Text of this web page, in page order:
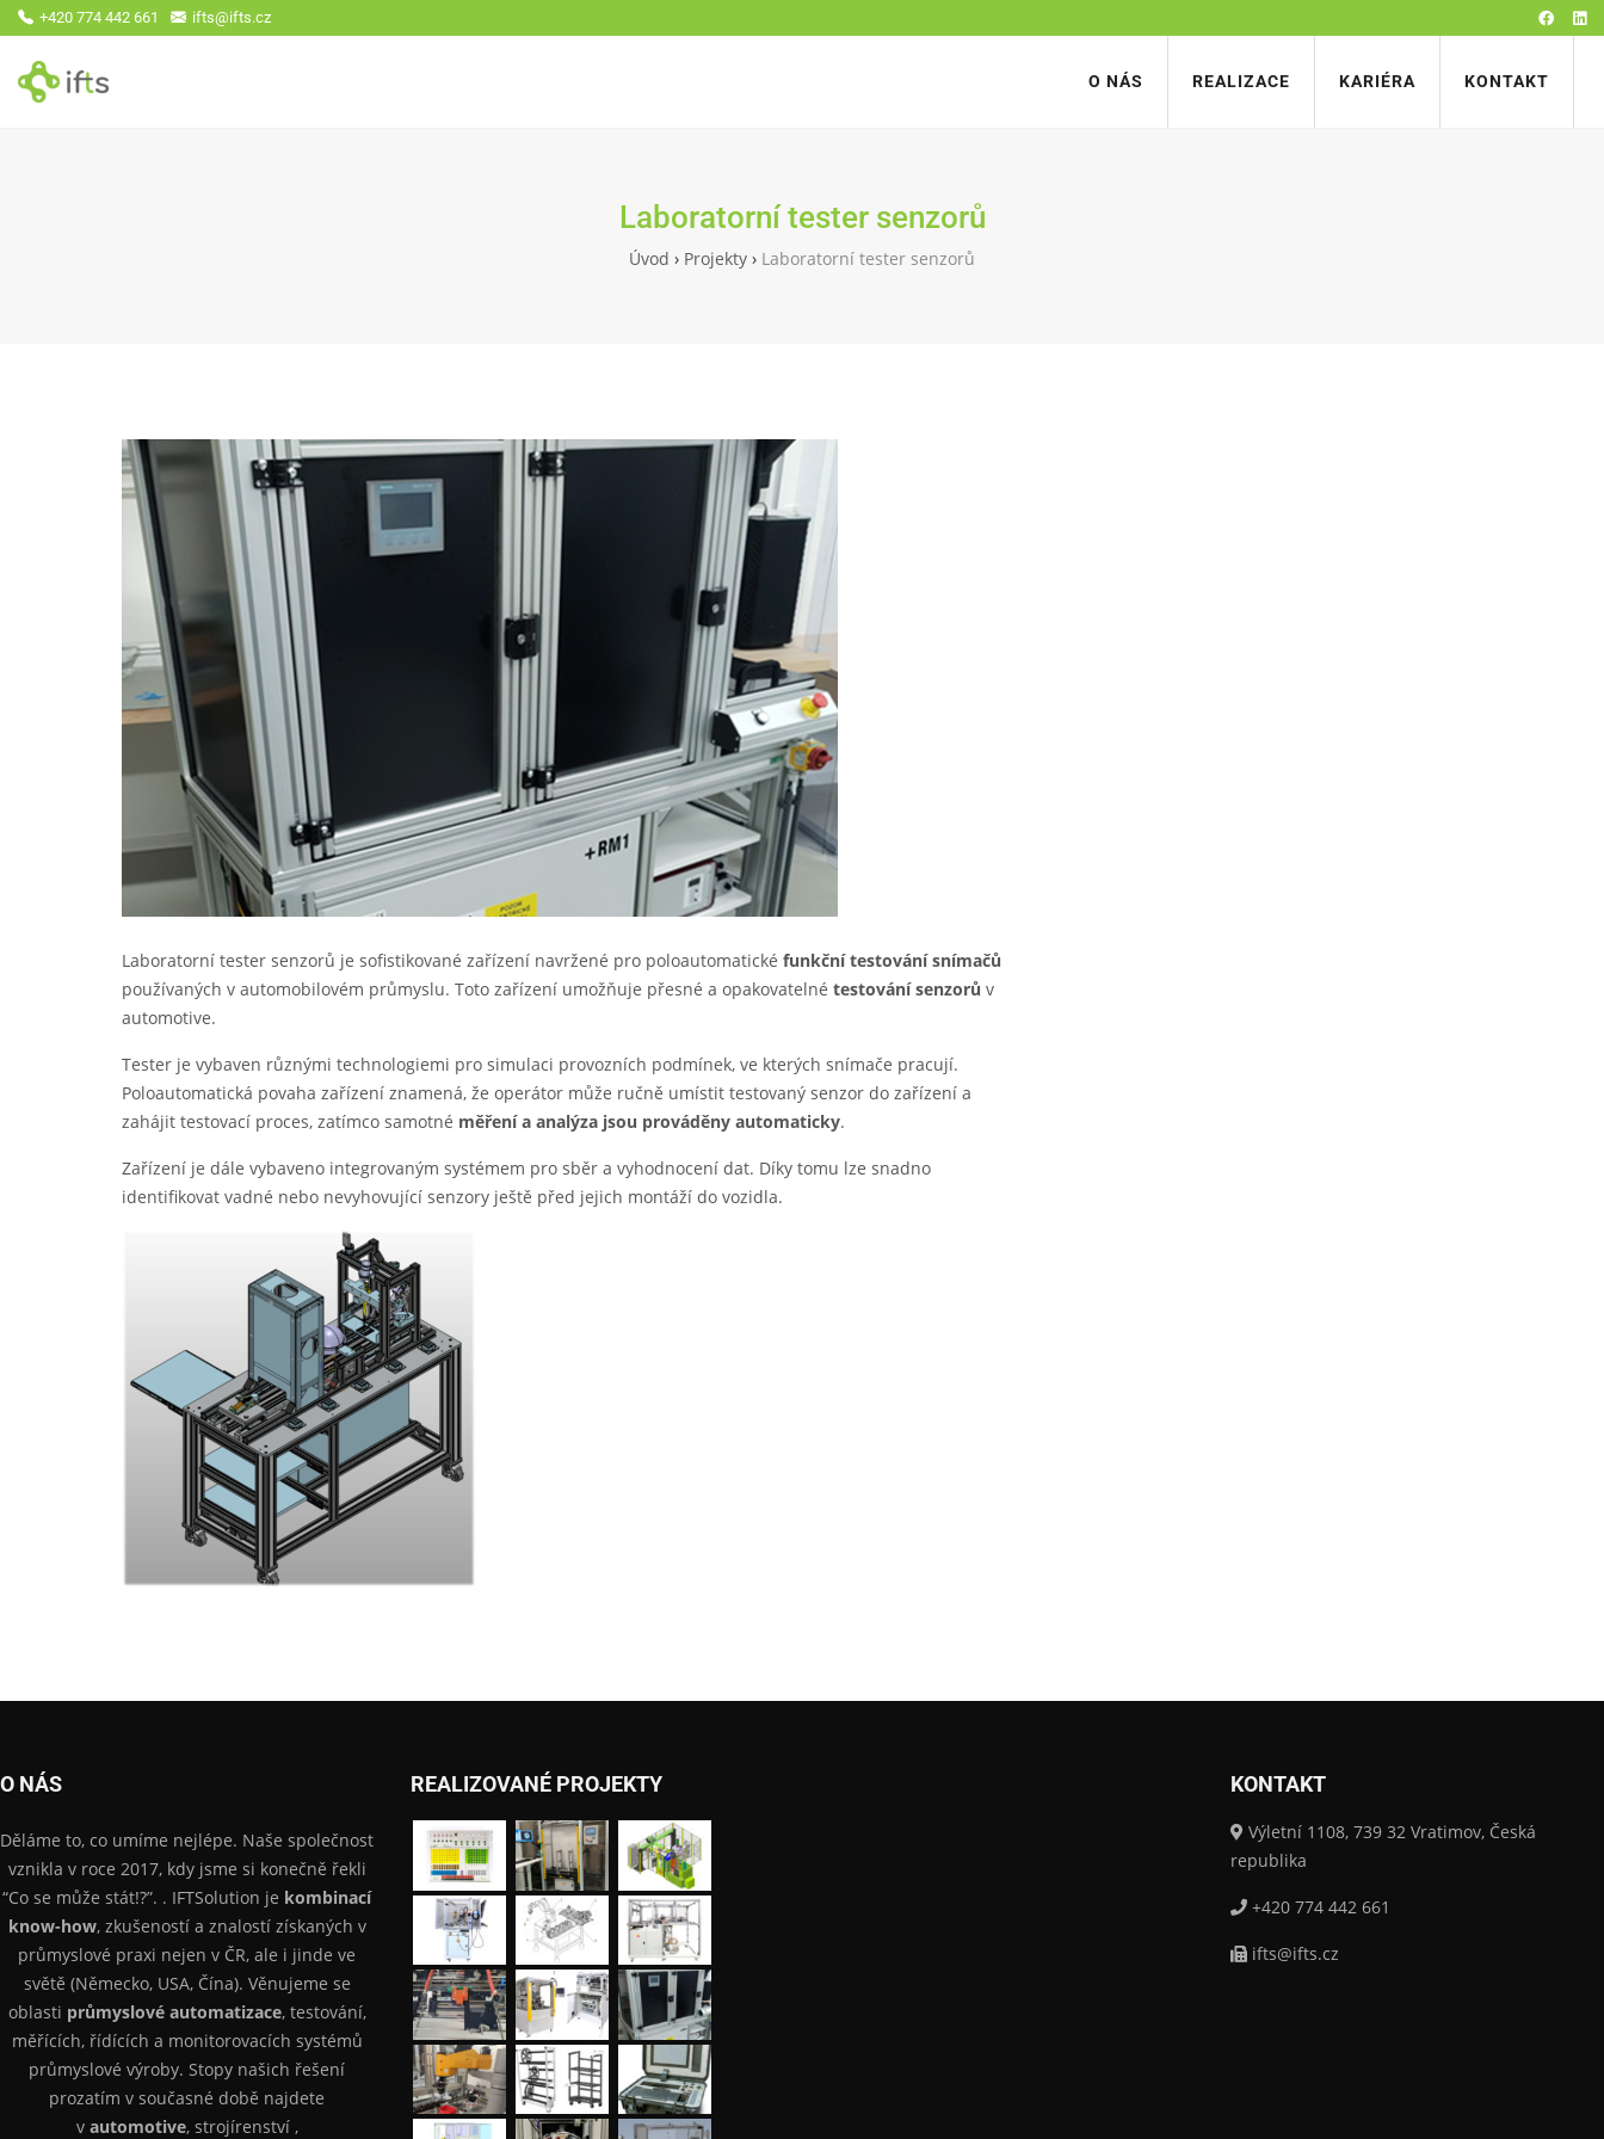
+420 774 442 661 ifts@ifts.cz
O NÁS REALIZACE KARIÉRA KONTAKT
Laboratorní tester senzorů
Úvod › Projekty › Laboratorní tester senzorů
Laboratorní tester senzorů je sofistikované zařízení navržené pro poloautomatické funkční testování snímačů
používaných v automobilovém průmyslu. Toto zařízení umožňuje přesné a opakovatelné testování senzorů v
automotive.
Tester je vybaven různými technologiemi pro simulaci provozních podmínek, ve kterých snímače pracují.
Poloautomatická povaha zařízení znamená, že operátor může ručně umístit testovaný senzor do zařízení a
zahájit testovací proces, zatímco samotné měření a analýza jsou prováděny automaticky.
Zařízení je dále vybaveno integrovaným systémem pro sběr a vyhodnocení dat. Díky tomu lze snadno
identifikovat vadné nebo nevyhovující senzory ještě před jejich montáží do vozidla.
O NÁS
Děláme to, co umíme nejlépe. Naše společnost
vznikla v roce 2017, kdy jsme si konečně řekli
“Co se může stát!?”. . IFTSolution je kombinací
know-how, zkušeností a znalostí získaných v
průmyslové praxi nejen v ČR, ale i jinde ve
světě (Německo, USA, Čína). Věnujeme se
oblasti průmyslové automatizace, testování,
měřících, řídících a monitorovacích systémů
průmyslové výroby. Stopy našich řešení
prozatím v současné době najdete
vautomotive, strojírenství ,
REALIZOVANÉ PROJEKTY KONTAKT
Výletní 1108, 739 32 Vratimov, Česká
republika
+420 774 442 661
ifts@ifts.cz